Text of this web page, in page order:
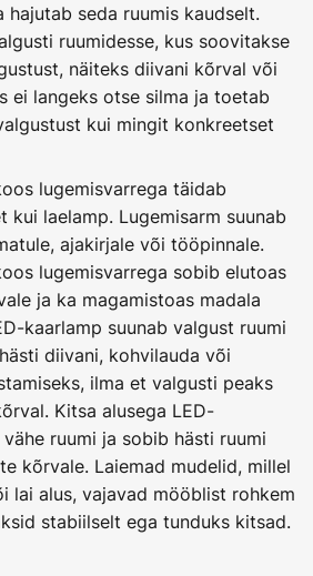
hajutab seda ruumis kaudselt.
ruumidesse, kus soovitakse
näiteks diivani kõrval või
ei langeks otse silma ja toetab
kui mingit konkreetset
lugemisvarrega täidab
laelamp. Lugemisarm suunab
ajakirjale või tööpinnale.
lugemisvarrega sobib elutoas
ja ka magamistoas madala
kaarlamp suunab valgust ruumi
diivani, kohvilauda või
ilma et valgusti peaks
Kitsa alusega LED-
ruumi ja sobib hästi ruumi
kõrvale. Laiemad mudelid, millel
lai alus, vajavad mööblist rohkem
stabiilselt ega tunduks kitsad.